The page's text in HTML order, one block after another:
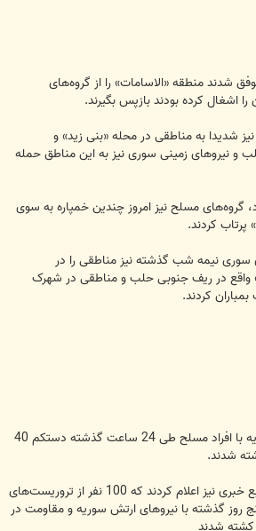
شدند منطقه «الاسامات» را از گروه‌های
اشغال کرده بودند بازپس بگیرند.
شدیدا به مناطقی در محله «بنی زید» و
و نیروهای زمینی سوری نیز به این مناطق حمله
گروه‌های مسلح نیز امروز چندین خمپاره به سوی
کردند.
سوری نیمه شب گذشته نیز مناطقی را در
واقع در ریف جنوبی حلب و مناطقی در شهرک
کردند.
در جریان درگیری ارتش سوریه با افراد مسلح طی 24 ساعت گذشته دستکم 40
شدند.
در همین راستا، برخی از منابع خبری نیز اعلام کردند که 100 نفر از تروریست‌های
روز گذشته با نیروهای ارتش سوریه و مقاومت در